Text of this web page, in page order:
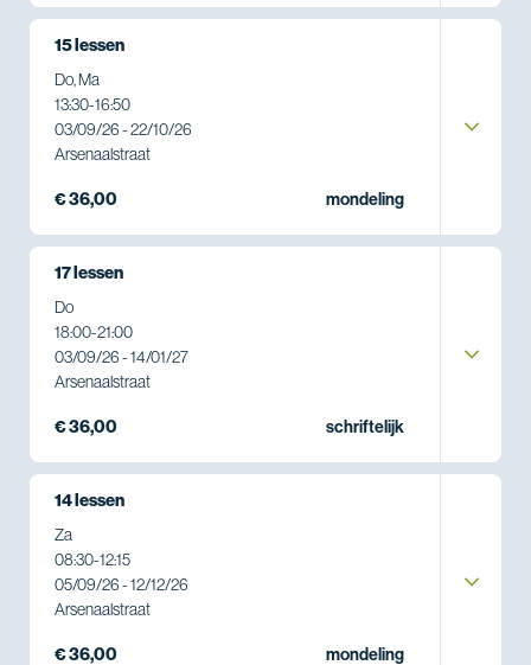
15 lessen
Do, Ma
13:30-16:50
03/09/26 - 22/10/26
Arsenaalstraat
€ 36,00 mondeling
17 lessen
Do
18:00-21:00
03/09/26 - 14/01/27
Arsenaalstraat
€ 36,00 schriftelijk
14 lessen
Za
08:30-12:15
05/09/26 - 12/12/26
Arsenaalstraat
€ 36,00 mondeling